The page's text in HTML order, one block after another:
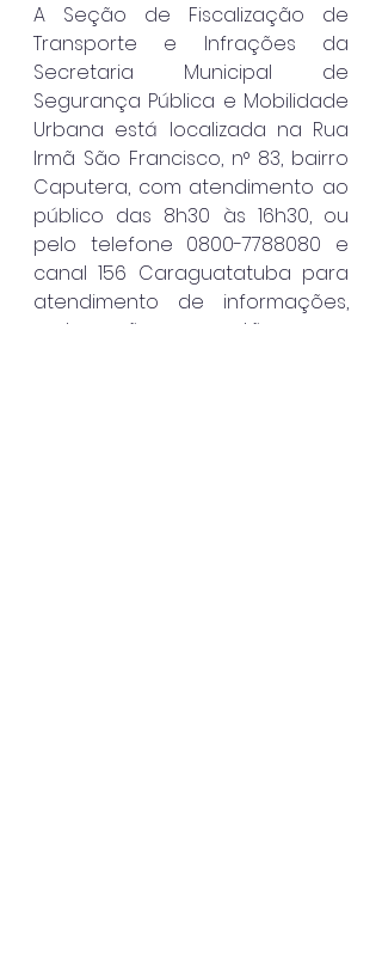
A Seção de Fiscalização de
Transporte e Infrações da
Secretaria Municipal de
Segurança Pública e Mobilidade
Urbana está localizada na Rua
Irmã São Francisco, n° 83, bairro
Caputera, com atendimento ao
público das 8h30 às 16h30, ou
pelo telefone 0800-7788080 e
canal 156 Caraguatatuba para
atendimento de informações,
reclamações e sugestões.